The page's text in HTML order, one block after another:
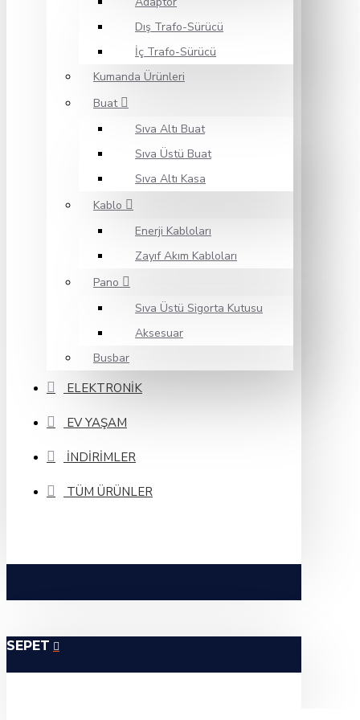
Dış Trafo-Sürücü
İç Trafo-Sürücü
Kumanda Ürünleri
Buat
Sıva Altı Buat
Sıva Üstü Buat
Sıva Altı Kasa
Kablo
Enerji Kabloları
Zayıf Akım Kabloları
Pano
Sıva Üstü Sigorta Kutusu
Aksesuar
Busbar
ELEKTRONIK
EV YAŞAM
İNDIRIMLER
TÜM ÜRÜNLER
SEPET